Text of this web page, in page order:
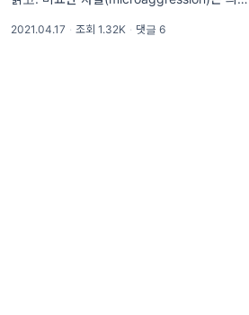
#독서 (24)
으로 말하거나, 특정 사람 혹은 그룹에게 인종,
2021.04.17 · 조회 1.32K · 댓글 6